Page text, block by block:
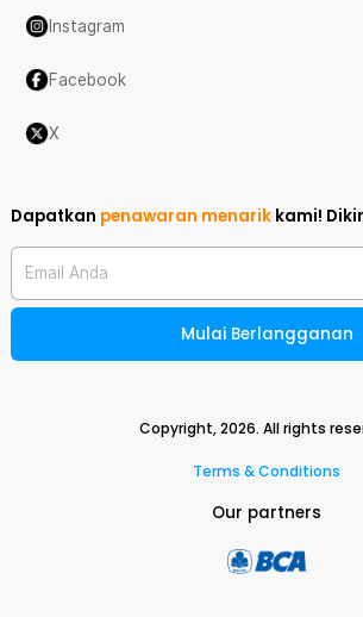
Instagram
Facebook
X
Dapatkan penawaran menarik kami!
Email Anda
Mulai Berlangganan
Copyright,2026. All rights
Terms & Conditions
Our partners